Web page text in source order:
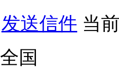
发送信件 当
全国